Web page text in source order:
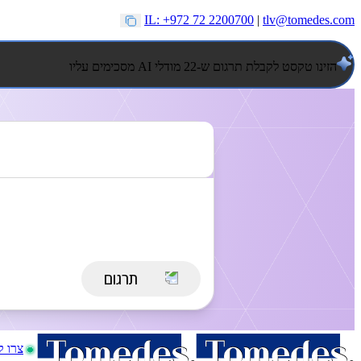
IL: +972 72 2200700 | tlv@tomedes.com
הזינו טקסט לקבלת תרגום ש-22 מודלי AI מסכימים עליו
צרו